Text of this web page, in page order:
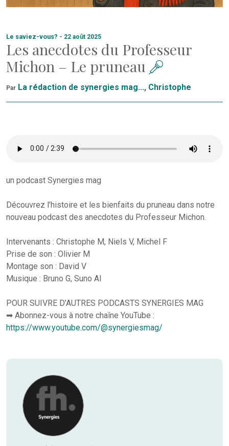
Le saviez-vous? - 22 août 2025
Les anecdotes du Professeur
Michon – Le pruneau
Par La rédaction de synergies mag..., Christophe
un podcast Synergies mag
Découvrez l’histoire et les bienfaits du pruneau dans notre
nouveau podcast des anecdotes du Professeur Michon.
Intervenants : Christophe M, Niels V, Michel F
Prise de son : Olivier M
Montage son : David V
Musique : Bruno G, Suno AI
POUR SUIVRE D’AUTRES PODCASTS SYNERGIES MAG
➡ Abonnez-vous à notre chaîne YouTube :
https://www.youtube.com/@synergiesmag/